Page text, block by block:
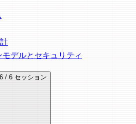
デルとセキュリティ
6 / 6 セッション